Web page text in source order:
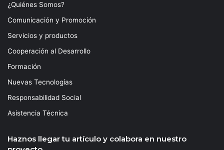
¿Quiénes Somos?
Comunicación y Promoción
Servicios y productos
Cooperación al Desarrollo
Formación
Nuevas Tecnologías
Responsabilidad Social
Asistencia Técnica
Haznos llegar tu artículo y colabora en nuestro